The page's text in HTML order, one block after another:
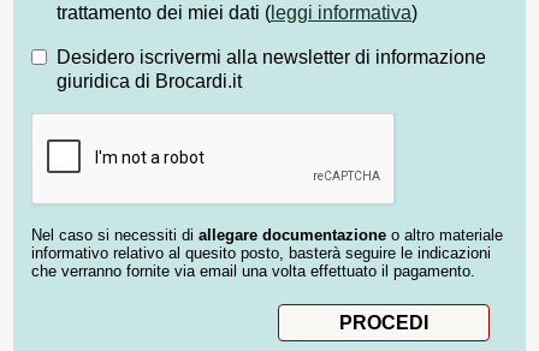
trattamento dei miei dati ( leggi informativa)
Desidero iscrivermi alla newsletter di informazione
giuridica di Brocardi.it
Nel caso si necessiti di allegare documentazione o altro materiale
informativo relativo al quesito posto, basterà seguire le indicazioni
che verranno fornite via email una volta effettuato il pagamento.